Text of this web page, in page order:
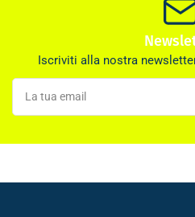
Iscriviti alla nostra
La
tua
email